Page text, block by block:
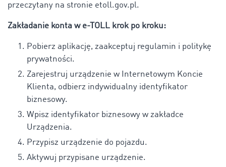
przeczytany na stronie etoll.gov.pl.
Zakładanie konta w e-TOLL krok po kroku:
Pobierz aplikację, zaakceptuj regulamin i politykę
prywatności.
Zarejestruj urządzenie w Internetowym Koncie
Klienta, odbierz indywidualny identyfikator
biznesowy.
Wpisz identyfikator biznesowy w zakładce
Urządzenia.
Przypisz urządzenie do pojazdu.
Aktywuj przypisane urządzenie.